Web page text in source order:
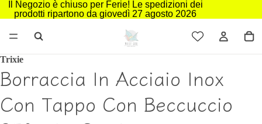
Il Negozio è chiuso per Ferie! Le spedizioni dei
prodotti ripartono da giovedì 27 agosto 2026
Trixie
Borraccia In Acciaio Inox
Con Tappo Con Beccuccio